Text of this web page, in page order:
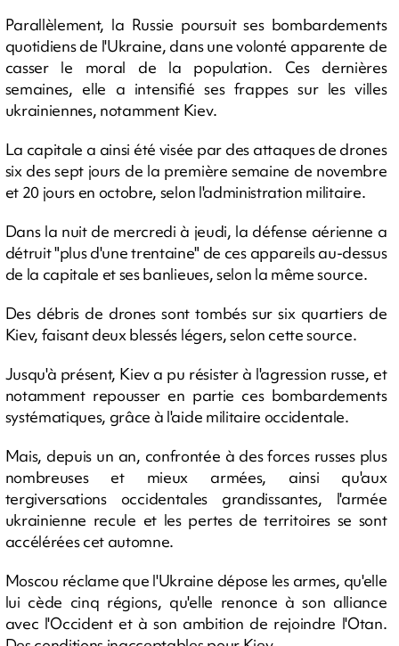
Parallèlement, la Russie poursuit ses bombardements
quotidiens de l'Ukraine, dans une volonté apparente de
casser le moral de la population. Ces dernières
semaines, elle a intensifié ses frappes sur les villes
ukrainiennes, notamment Kiev.
La capitale a ainsi été visée par des attaques de drones
six des sept jours de la première semaine de novembre
et 20 jours en octobre, selon l'administration militaire.
Dans la nuit de mercredi à jeudi, la défense aérienne a
détruit "plus d'une trentaine" de ces appareils au-dessus
de la capitale et ses banlieues, selon la même source.
Des débris de drones sont tombés sur six quartiers de
Kiev, faisant deux blessés légers, selon cette source.
Jusqu'à présent, Kiev a pu résister à l'agression russe, et
notamment repousser en partie ces bombardements
systématiques, grâce à l'aide militaire occidentale.
Mais, depuis un an, confrontée à des forces russes plus
nombreuses et mieux armées, ainsi qu'aux
tergiversations occidentales grandissantes, l'armée
ukrainienne recule et les pertes de territoires se sont
accélérées cet automne.
Moscou réclame que l'Ukraine dépose les armes, qu'elle
lui cède cinq régions, qu'elle renonce à son alliance
avec l'Occident et à son ambition de rejoindre l'Otan.